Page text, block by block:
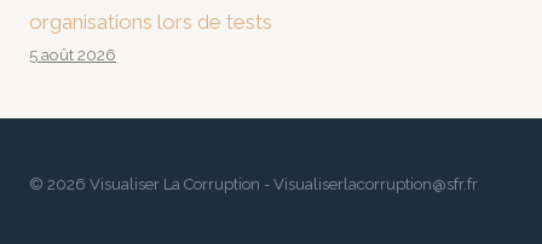
organisations lors de tests
5 août 2026
© 2026 Visualiser La Corruption - Visualiserlacorruption@sfr.fr